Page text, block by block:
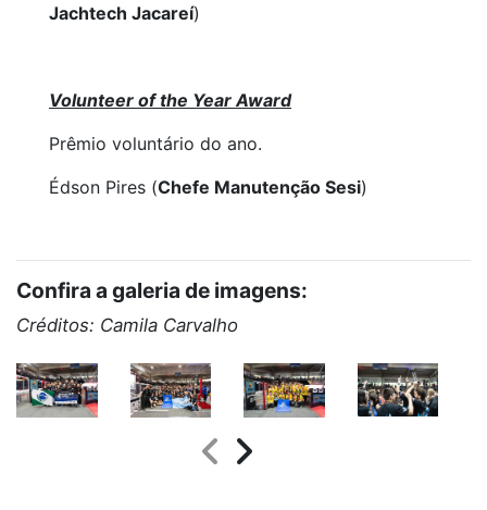
Jachtech Jacareí)
Volunteer of the Year Award
Prêmio voluntário do ano.
Édson Pires (Chefe Manutenção Sesi)
Confira a galeria de imagens:
Créditos: Camila Carvalho